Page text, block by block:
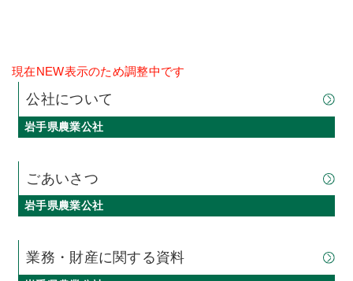
現在NEW表示のため調整中です
公社について
岩手県農業公社
ごあいさつ
岩手県農業公社
業務・財産に関する資料